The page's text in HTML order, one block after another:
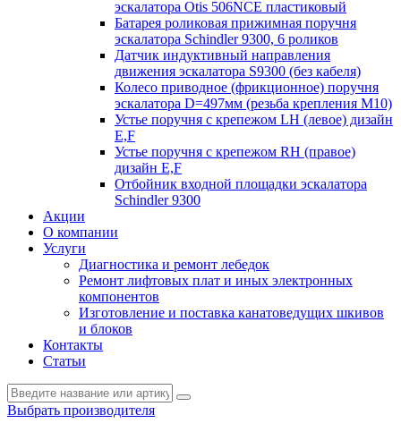
эскалатора Otis 506NCE пластиковый
Батарея роликовая прижимная поручня
эскалатора Schindler 9300, 6 роликов
Датчик индуктивный направления
движения эскалатора S9300 (без кабеля)
Колесо приводное (фрикционное) поручня
эскалатора D=497мм (резьба крепления M10)
Устье поручня с крепежом LH (левое) дизайн
E,F
Устье поручня с крепежом RH (правое)
дизайн E,F
Отбойник входной площадки эскалатора
Schindler 9300
Акции
О компании
Услуги
Диагностика и ремонт лебедок
Ремонт лифтовых плат и иных электронных
компонентов
Изготовление и поставка канатоведущих шкивов
и блоков
Контакты
Статьи
Выбрать производителя